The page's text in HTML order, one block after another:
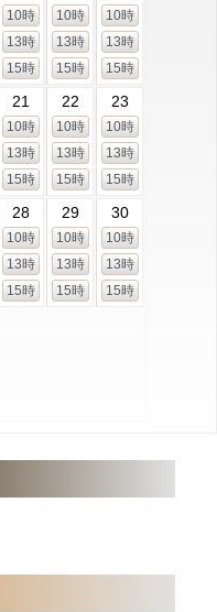
10時
13時
15時
10時
13時
15時
10時
13時
15時
21
10時
13時
15時
22
10時
13時
15時
23
10時
13時
15時
28
10時
13時
15時
29
10時
13時
15時
30
10時
13時
15時